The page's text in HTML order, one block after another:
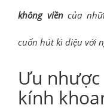
không viềncủa
cuốn hút kì diệu với
Ưu
kính